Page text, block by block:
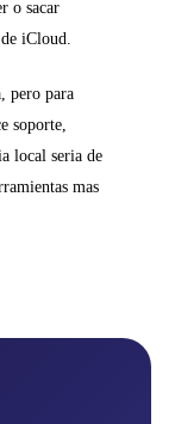
o sacar
iCloud.
pero para
soporte,
local seria de
mas